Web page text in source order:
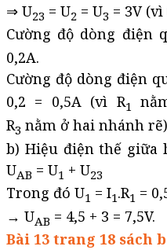
⇒ U23 = U2 = U3 = 3V (vì
Cường độ dòng điện
0,2A.
Cường độ dòng điện
0,2 = 0,5A (vì R1
R3 nằm ở hai nhánh rẽ)
b) Hiệu điện thế giữa
UAB = U1 + U23
Trong đó U1 = I1.R1 =
→ UAB = 4,5 + 3 = 7,5V.
Bài 13 trang 18 sách